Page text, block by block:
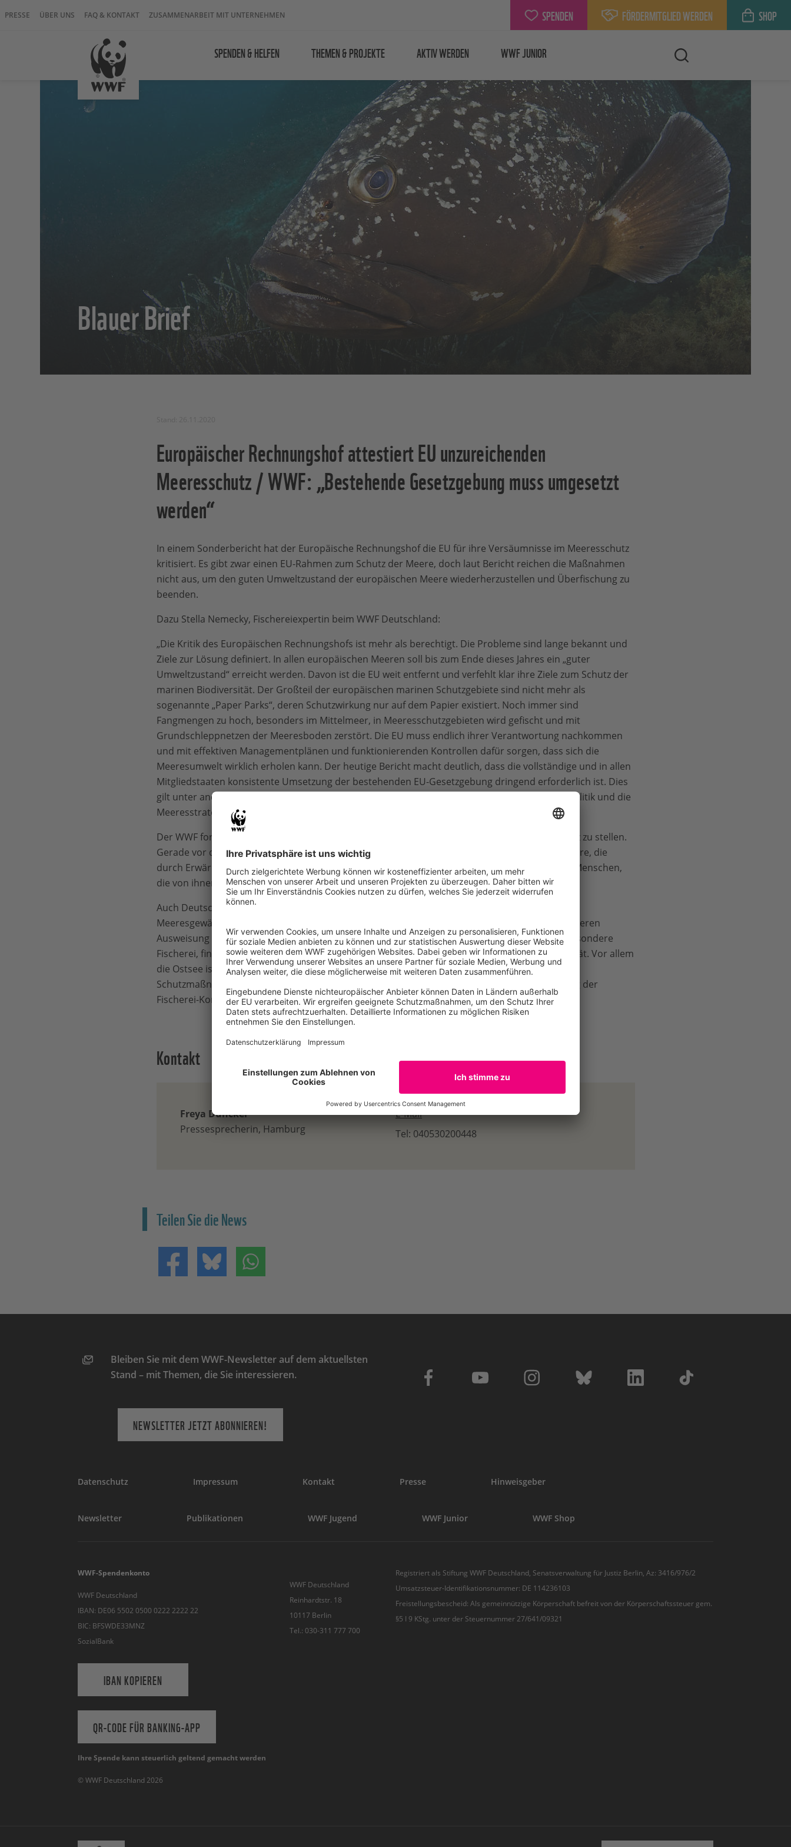
PRESSE ÜBER UNS FAQ & KONTAKT ZUSAMMENARBEIT MIT UNTERNEHMEN SPENDEN FÖRDERMITGLIED WERDEN SHOP
SPENDEN & HELFEN THEMEN & PROJEKTE AKTIV WERDEN WWF JUNIOR
Blauer Brief
Europäischer Rechnungshof attestiert EU unzureichenden
Meeresschutz / WWF: „Bestehende Gesetzgebung muss umgesetzt
werden“
In einem Sonderbericht hat der Europäische Rechnungshof die EU für ihre Versäumnisse im Meeresschutz
kritisiert. Es gibt zwar einen EU-Rahmen zum Schutz der Meere, doch laut Bericht reichen die Maßnahmen
nicht aus, um den guten Umweltzustand der europäischen Meere wiederherzustellen und Überfischung zu
beenden.
Dazu Stella Nemecky, Fischereiexpertin beim WWF Deutschland:
„Die Kritik des Europäischen Rechnungshofs ist mehr als berechtigt. Die Probleme sind lange bekannt und
Ziele zur Lösung definiert. In allen europäischen Meeren soll bis zum Ende dieses Jahres ein „guter
Umweltzustand“ erreicht werden. Davon ist die EU weit entfernt und verfehlt klar ihre Ziele zum Schutz der
marinen Biodiversität. Der Großteil der europäischen marinen Schutzgebiete sind nicht mehr als
sogenannte „Paper Parks“, deren Schutzwirkung nur auf dem Papier existiert. Noch immer sind
Fangmengen zu hoch, besonders im Mittelmeer, in Meeresschutzgebieten wird gefischt und mit
Grundschleppnetzen der Meeresboden zerstört. Die EU muss endlich ihrer Verantwortung nachkommen
und mit effektiven Managementplänen und funktionierenden Kontrollen dafür sorgen, dass sich die
Meeresumwelt wirklich erholen kann. Der heutige Bericht macht deutlich, dass die vollständige und in allen
Mitgliedstaaten konsistente Umsetzung der bestehenden EU-Gesetzgebung dringend erforderlich ist. Dies
gilt unter anderem für die Vogelschutzrichtlinie, die FFH-Richtlinie, die Gemeinsame Fischereipolitik und die
Meeresstrategie-Rahmenrichtlinie.
Der WWF fordert darüber hinaus, 30 Prozent der europäischen Gewässer bis 2030 unter Schutz zu stellen.
Gerade vor dem Hintergrund der Klimakrise brauchen wir gesunde und widerstandsfähige Meere, die
durch Erwärmung und Versauerung zusätzlich bedroht sind. Und nur gesunde Meere können Menschen,
die von ihnen leben, genügend Lebensgrundlage bieten.“
Auch Deutschland schneidet beim Meeresschutz schlecht ab. Etwa 45 Prozent der deutschen
Meeresgewässer sind formal als Schutzgebiete ausgewiesen, dennoch haben auch Jahre nach deren
Ausweisung gerade einmal die Hälfte davon Managementpläne. Wirtschaftliche Nutzung, insbesondere
Fischerei, findet weiterhin großflächig in den Schutzgebieten statt und gefährdet die Biodiversität. Vor allem
die Ostsee ist in einem schlechten Zustand. Der WWF fordert die Ausweitung wirksamer
Schutzmaßnahmen, deren Einhaltung auch kontrolliert wird. Hier ist die aktuelle Überarbeitung der
Fischerei-Kontrollverordnung eine wichtige Gelegenheit dafür.
Kontakt
Freya Duncker
Pressesprecherin, Hamburg
E-Mail
Tel: 040530200448
Teilen Sie die News
Teilen auf FacebookTeilen auf Bluesky
Bleiben Sie mit dem WWF-Newsletter auf dem aktuellsten
Stand – mit Themen, die Sie interessieren.
NEWSLETTER JETZT ABONNIEREN!
Datenschutz Impressum Kontakt Presse Hinweisgeber
Newsletter Publikationen WWF Jugend WWF Junior WWF Shop
WWF-Spendenkonto
WWF Deutschland
IBAN: DE06 5502 0500 0222 2222 22
BIC: BFSWDE33MNZ
SozialBank
IBAN KOPIEREN
QR-CODE FÜR BANKING-APP
WWF Deutschland
Reinhardtstr. 18
10117 Berlin
Tel.: 030-311 777 700
Ihre Spende kann steuerlich geltend gemacht werden
Registriert als Stiftung WWF Deutschland, Senatsverwaltung für Justiz Berlin, Az: 3416/976/2
Umsatzsteuer-Identifikationsnummer: DE 114236103
Freistellungsbescheid: Als gemeinnützige Körperschaft befreit von der Körperschaftssteuer gem.
§5 I 9 KStg. unter der Steuernummer 27/641/09321
© WWF Deutschland 2026